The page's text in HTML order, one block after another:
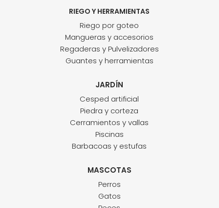
RIEGO Y HERRAMIENTAS
Riego por goteo
Mangueras y accesorios
Regaderas y Pulvelizadores
Guantes y herramientas
JARDÍN
Cesped artificial
Piedra y corteza
Cerramientos y vallas
Piscinas
Barbacoas y estufas
MASCOTAS
Perros
Gatos